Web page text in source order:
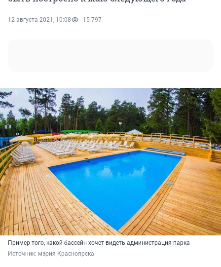
12 августа 2021, 10:08 15 797
Пример того, какой бассейн хочет видеть администрация парка
Источник: мэрия Красноярска